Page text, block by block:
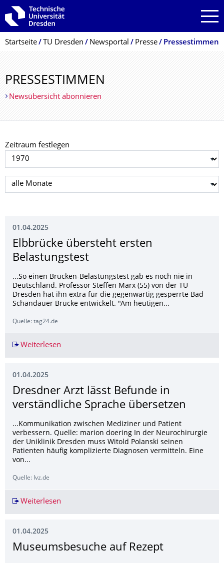
Zur Hauptnavigation springen
Zur Suche springen
Zum Inhalt springen
Breadcrumb-Menü
Startseite TU Dresden Newsportal Presse Pressestimmen
PRESSESTIMMEN
Newsübersicht abonnieren
Zeitraum festlegen
Jahr auswählen
Monat auswählen
01.04.2025
Elbbrücke übersteht ersten
Belastungstest
...So einen Brücken-Belastungstest gab es noch nie in
Deutschland. Professor Steffen Marx (55) von der TU
Dresden hat ihn extra für die gegenwärtig gesperrte Bad
Schandauer Brücke entwickelt. "Am heutigen...
Quelle: tag24.de
Weiterlesen
01.04.2025
Dresdner Arzt lässt Befunde in
verständliche Sprache übersetzen
...Kommunikation zwischen Mediziner und Patient
verbessern. Quelle: marion doering In der Neurochirurgie
der Uniklinik Dresden muss Witold Polanski seinen
Patienten häufig komplizierte Diagnosen vermitteln. Eine
von...
Quelle: lvz.de
Weiterlesen
01.04.2025
Museumsbesuche auf Rezept